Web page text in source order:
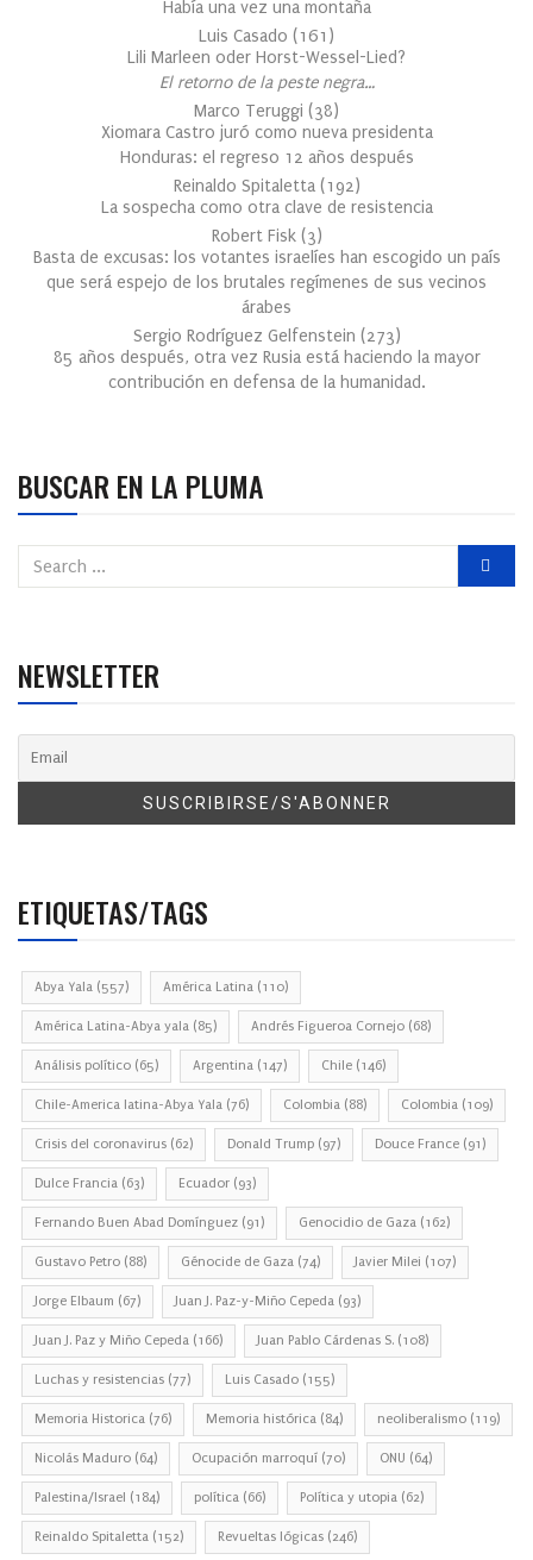
Había una vez una montaña
Luis Casado (161 )
Lili Marleen oder Horst-Wessel-Lied?
El retorno de la peste negra…
Marco Teruggi (38)
Xiomara Castro juró como nueva presidenta
Honduras: el regreso 12 años después
Reinaldo Spitaletta (192)
La sospecha como otra clave de resistencia
Robert Fisk (3)
Basta de excusas: los votantes israelíes han escogido un país
que será espejo de los brutales regímenes de sus vecinos
árabes
Sergio Rodríguez Gelfenstein (273)
85 años después, otra vez Rusia está haciendo la mayor
contribución en defensa de la humanidad.
BUSCAR EN LA PLUMA
NEWSLETTER
ETIQUETAS/TAGS
Abya Yala (557) América Latina (110)
América Latina-Abya yala (85) Andrés Figueroa Cornejo (68)
Análisis político (65) Argentina (147) Chile (146)
Chile-America latina-Abya Yala (76) Colombia (88) Colombia (109)
Crisis del coronavirus (62) Donald Trump (97) Douce France (91)
Dulce Francia (63) Ecuador (93)
Fernando Buen Abad Domínguez (91) Genocidio de Gaza (162)
Gustavo Petro (88) Génocide de Gaza (74) Javier Milei (107)
Jorge Elbaum (67) Juan J. Paz-y-Miño Cepeda (93)
Juan J. Paz y Miño Cepeda (166) Juan Pablo Cárdenas S. (108)
Luchas y resistencias (77) Luis Casado (155)
Memoria Historica (76) Memoria histórica (84) neoliberalismo (119)
Nicolás Maduro (64) Ocupación marroquí (70) ONU (64)
Palestina/Israel (184) política (66) Política y utopia (62)
Reinaldo Spitaletta (152) Revueltas lógicas (246)